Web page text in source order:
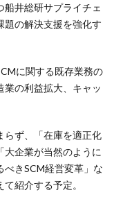
井総研サプライチェ
題の解決支援を強化す
に関する既存業務の
の利益拡大、キャッ
らず、「在庫を適正化
大企業が当然のように
きSCM経営変革」な
紹介する予定。